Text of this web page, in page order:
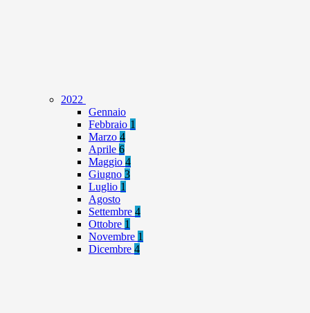
2022
Gennaio
Febbraio 1
Marzo 4
Aprile 6
Maggio 4
Giugno 3
Luglio 1
Agosto
Settembre 4
Ottobre 1
Novembre 1
Dicembre 4